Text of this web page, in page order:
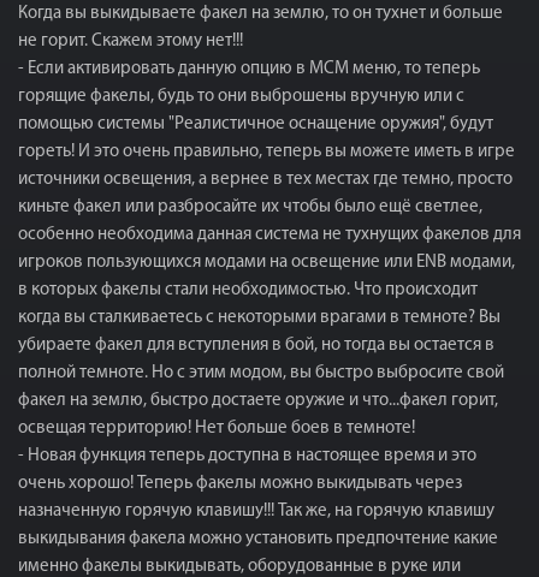
Когда вы выкидываете факел на землю, то он тухнет и больше
не горит. Скажем этому нет!!!
- Если активировать данную опцию в МСМ меню, то теперь
горящие факелы, будь то они выброшены вручную или с
помощью системы "Реалистичное оснащение оружия", будут
гореть! И это очень правильно, теперь вы можете иметь в игре
источники освещения, а вернее в тех местах где темно, просто
киньте факел или разбросайте их чтобы было ещё светлее,
особенно необходима данная система не тухнущих факелов для
игроков пользующихся модами на освещение или ENB модами,
в которых факелы стали необходимостью. Что происходит
когда вы сталкиваетесь с некоторыми врагами в темноте? Вы
убираете факел для вступления в бой, но тогда вы остается в
полной темноте. Но с этим модом, вы быстро выбросите свой
факел на землю, быстро достаете оружие и что...факел горит,
освещая территорию! Нет больше боев в темноте!
- Новая функция теперь доступна в настоящее время и это
очень хорошо! Теперь факелы можно выкидывать через
назначенную горячую клавишу!!! Так же, на горячую клавишу
выкидывания факела можно установить предпочтение какие
именно факелы выкидывать, оборудованные в руке или